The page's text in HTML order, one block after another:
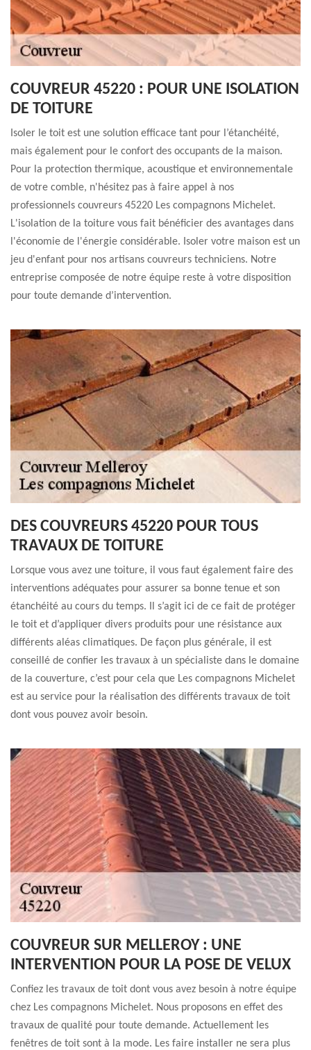
COUVREUR 45220 : POUR UNE ISOLATION
DE TOITURE
Isoler le toit est une solution efficace tant pour l’étanchéité,
mais également pour le confort des occupants de la maison.
Pour la protection thermique, acoustique et environnementale
de votre comble, n'hésitez pas à faire appel à nos
professionnels couvreurs 45220 Les compagnons Michelet.
L'isolation de la toiture vous fait bénéficier des avantages dans
l'économie de l'énergie considérable. Isoler votre maison est un
jeu d'enfant pour nos artisans couvreurs techniciens. Notre
entreprise composée de notre équipe reste à votre disposition
pour toute demande d’intervention.
DES COUVREURS 45220 POUR TOUS
TRAVAUX DE TOITURE
Lorsque vous avez une toiture, il vous faut également faire des
interventions adéquates pour assurer sa bonne tenue et son
étanchéité au cours du temps. Il s’agit ici de ce fait de protéger
le toit et d’appliquer divers produits pour une résistance aux
différents aléas climatiques. De façon plus générale, il est
conseillé de confier les travaux à un spécialiste dans le domaine
de la couverture, c’est pour cela que Les compagnons Michelet
est au service pour la réalisation des différents travaux de toit
dont vous pouvez avoir besoin.
COUVREUR SUR MELLEROY : UNE
INTERVENTION POUR LA POSE DE VELUX
Confiez les travaux de toit dont vous avez besoin à notre équipe
chez Les compagnons Michelet. Nous proposons en effet des
travaux de qualité pour toute demande. Actuellement les
fenêtres de toit sont à la mode. Les faire installer ne sera plus